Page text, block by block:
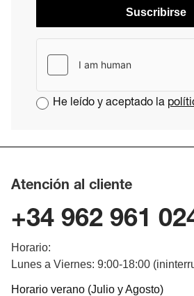
Suscribirse
He leído y aceptado la
Atención al cliente
+34 962 961
Horario:
Lunes a Viernes: 9:00-18:00
Horario verano (Julio y Agosto)